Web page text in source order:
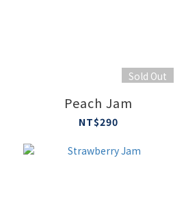
Sold Out
Peach Jam
NT$290